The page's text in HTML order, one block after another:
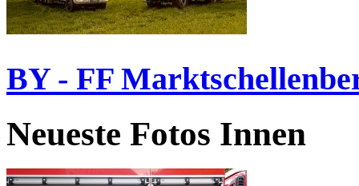
BY - FF
Neueste Fotos Innen